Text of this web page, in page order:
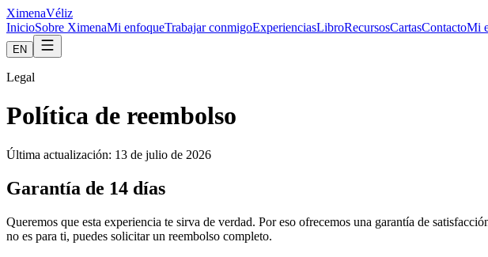
XimenaVéliz
InicioSobre XimenaMi enfoqueTrabajar conmigoExperienciasLibroRecursosCartasContactoMi
EN
Legal
Política de reembolso
Última actualización: 13 de julio de 2026
Garantía de 14 días
Queremos que esta experiencia te sirva de verdad. Por eso ofrecemos una garantía de
no es para ti, puedes solicitar un reembolso completo.